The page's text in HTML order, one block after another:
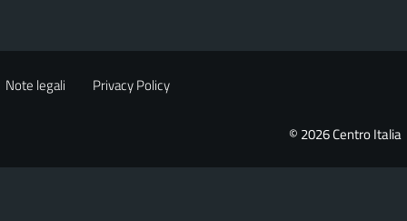
Note legali Privacy Policy
© 2026 Centro Italia